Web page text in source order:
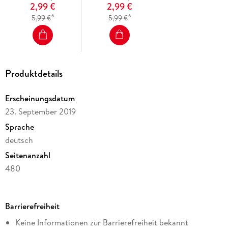
2,99 €
5,99 €6
2,99 €
5,99 €6
Produktdetails
Erscheinungsdatum
23. September 2019
Sprache
deutsch
Seitenanzahl
480
Reihe
Donato Neri, 9
Barrierefreiheit
Keine Informationen zur Barrierefreiheit bekannt